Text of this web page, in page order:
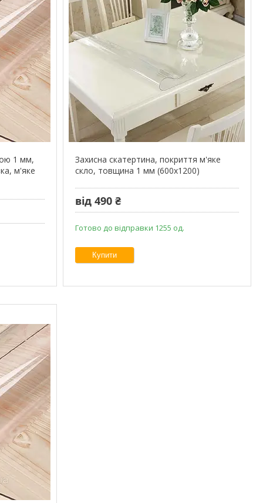
1 мм,
м'яке
Захисна скатертина, покриття м'яке
скло, товщина 1 мм (600х1200)
від 490 ₴
Готово до відправки 1255 од.
Купити